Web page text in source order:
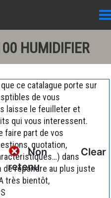
HUMIDIFIER
Non
retenu
Clear
ce catalague porte sur
de vous
laisse le feuilleter et
qui vous interessent.
faire part de vos
quotation,
dans
de répondre au plus juste
très bientôt,